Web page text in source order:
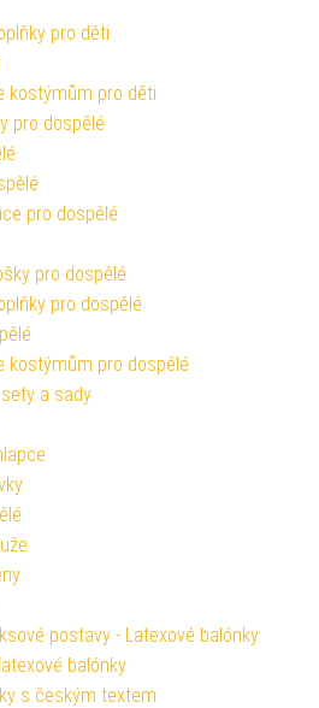
pro děti
kostýmům pro děti
pro dospělé
pro dospělé
pro dospělé
pro dospělé
kostýmům pro dospělé
a sady
postavy - Latexové balónky
balónky
s českým textem